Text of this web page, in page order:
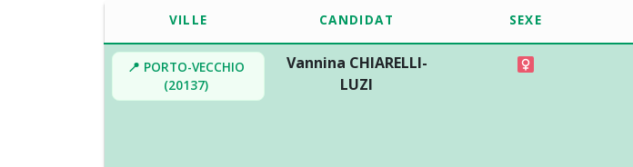
VILLE CANDIDAT SEXE
📍 PORTO-VECCHIO
(20137)
Vannina CHIARELLI-
LUZI